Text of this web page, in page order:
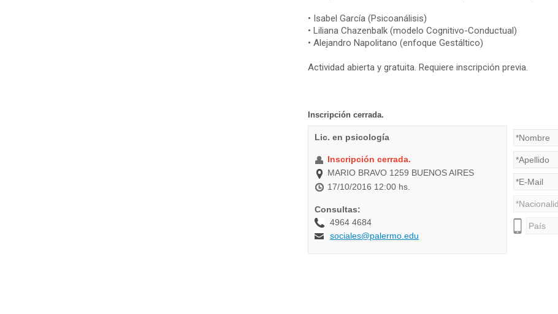
• Isabel García (Psicoanálisis)
• Liliana Chazenbalk (modelo Cognitivo-Conductual)
• Alejandro Napolitano (enfoque Gestáltico)
Actividad abierta y gratuita. Requiere inscripción previa.